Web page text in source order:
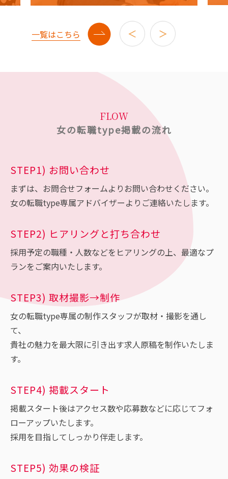
一覧はこちら
FLOW
女の転職type掲載の流れ
STEP1) お問い合わせ
まずは、お問合せフォームよりお問い合わせください。
女の転職type専属アドバイザーよりご連絡いたします。
STEP2) ヒアリングと打ち合わせ
採用予定の職種・人数などをヒアリングの上、最適なプ
ランをご案内いたします。
STEP3) 取材撮影→制作
女の転職type専属の制作スタッフが取材・撮影を通し
て、
貴社の魅力を最大限に引き出す求人原稿を制作いたしま
す。
STEP4) 掲載スタート
掲載スタート後はアクセス数や応募数などに応じてフォ
ローアップいたします。
採用を目指してしっかり伴走します。
STEP5) 効果の検証